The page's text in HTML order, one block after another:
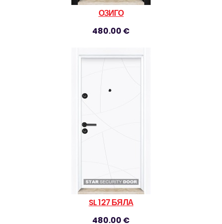
ОЗИГО
480.00 €
SL 127 БЯЛА
480.00 €